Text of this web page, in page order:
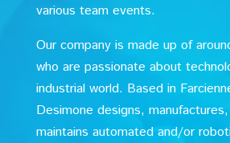
various team events.
Our company is made up of
who are passionate about
industrial world. Based in
Desimone designs,
maintains automated and/or